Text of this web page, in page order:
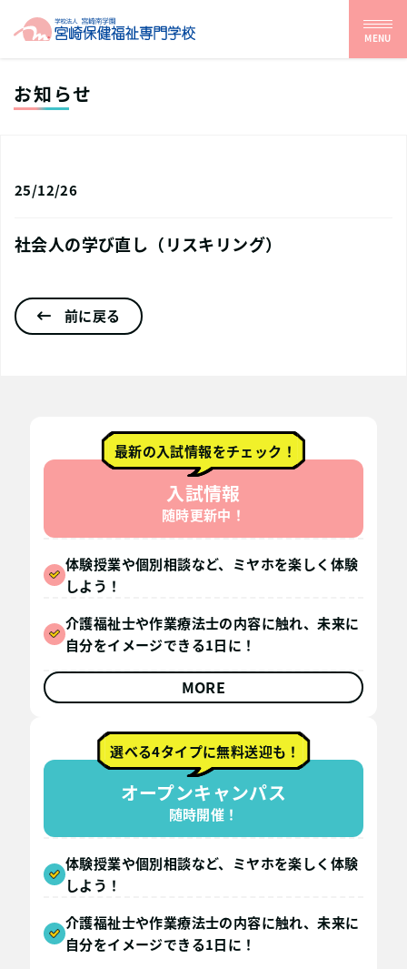
MENU
お知らせ
25/12/26
社会人の学び直し（リスキリング）
前に戻る
最新の入試情報をチェック！
入試情報
随時更新中！
体験授業や個別相談など、ミヤホを楽しく体験
しよう！
介護福祉士や作業療法士の内容に触れ、未来に
自分をイメージできる1日に！
MORE
選べる4タイプに無料送迎も！
オープンキャンパス
随時開催！
体験授業や個別相談など、ミヤホを楽しく体験
しよう！
介護福祉士や作業療法士の内容に触れ、未来に
自分をイメージできる1日に！